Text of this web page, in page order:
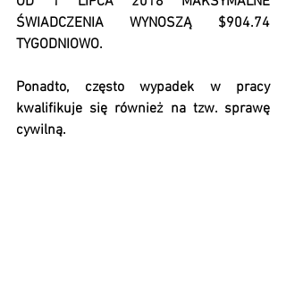
ŚWIADCZENIA WYNOSZĄ $904.74
TYGODNIOWO.
Ponadto, często wypadek w pracy
kwalifikuje się również na tzw. sprawę
cywilną.